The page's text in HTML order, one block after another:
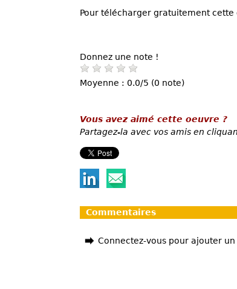
Pour télécharger gratuitement
Donnez une note !
Moyenne : 0.0/5 (0 note)
Vous avez aimé cette oeuvre ?
Partagez-la avec vos amis en
Commentaires
Connectez-vous pour ajouter